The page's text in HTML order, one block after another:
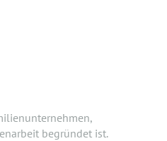
begründet ist.